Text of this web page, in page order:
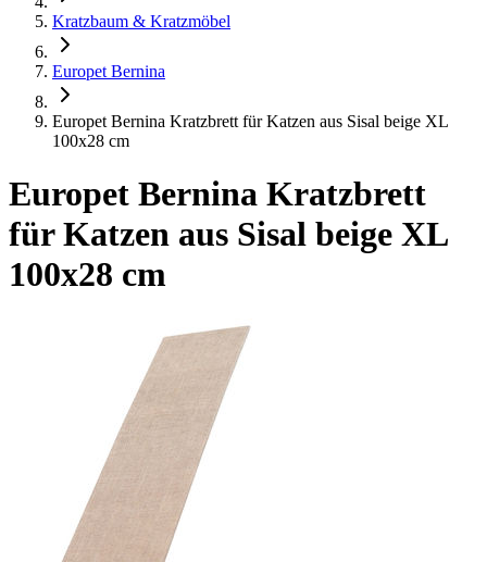
Kratzbaum & Kratzmöbel
Europet Bernina
Europet Bernina Kratzbrett für Katzen aus Sisal beige XL
100x28 cm
Europet Bernina Kratzbrett
für Katzen aus Sisal beige XL
100x28 cm